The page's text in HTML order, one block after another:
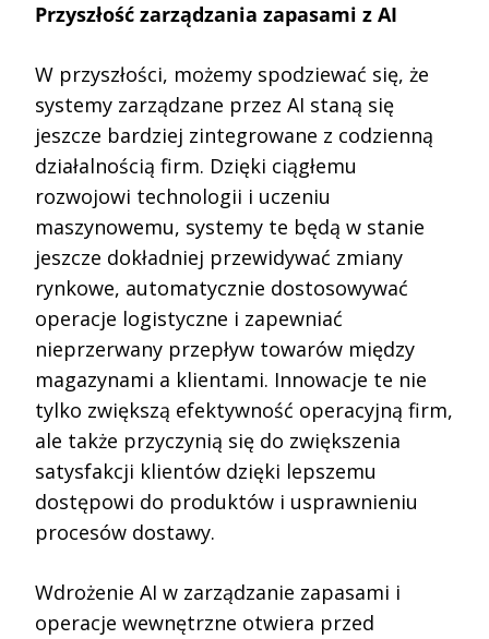
Przyszłość zarządzania zapasami z AI
W przyszłości, możemy spodziewać się, że
systemy zarządzane przez AI staną się
jeszcze bardziej zintegrowane z codzienną
działalnością firm. Dzięki ciągłemu
rozwojowi technologii i uczeniu
maszynowemu, systemy te będą w stanie
jeszcze dokładniej przewidywać zmiany
rynkowe, automatycznie dostosowywać
operacje logistyczne i zapewniać
nieprzerwany przepływ towarów między
magazynami a klientami. Innowacje te nie
tylko zwiększą efektywność operacyjną firm,
ale także przyczynią się do zwiększenia
satysfakcji klientów dzięki lepszemu
dostępowi do produktów i usprawnieniu
procesów dostawy.
Wdrożenie AI w zarządzanie zapasami i
operacje wewnętrzne otwiera przed